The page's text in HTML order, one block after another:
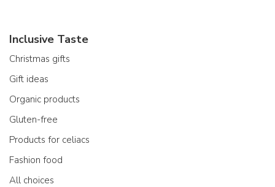
Inclusive Taste
Christmas gifts
Gift ideas
Organic products
Gluten-free
Products for celiacs
Fashion food
All choices